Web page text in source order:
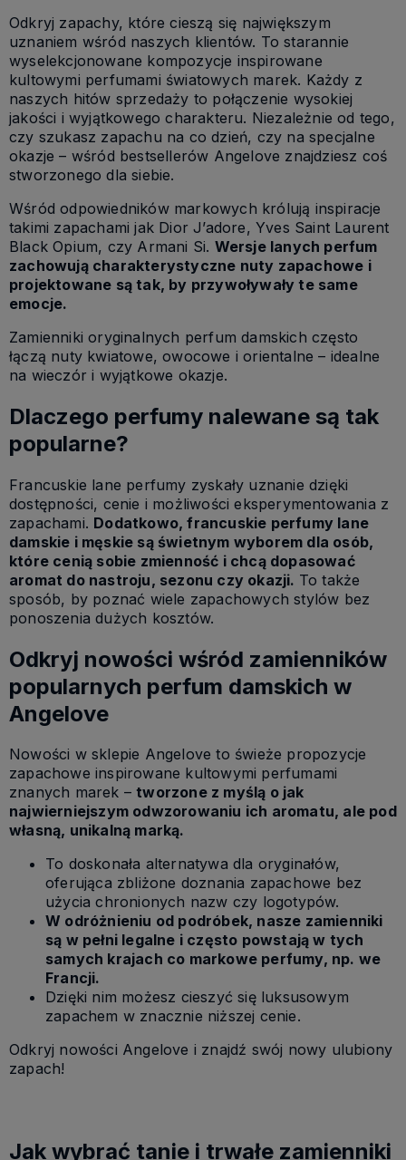
Odkryj zapachy, które cieszą się największym
uznaniem wśród naszych klientów. To starannie
wyselekcjonowane kompozycje inspirowane
kultowymi perfumami światowych marek. Każdy z
naszych hitów sprzedaży to połączenie wysokiej
jakości i wyjątkowego charakteru. Niezależnie od tego,
czy szukasz zapachu na co dzień, czy na specjalne
okazje – wśród bestsellerów Angelove znajdziesz coś
stworzonego dla siebie.
Wśród odpowiedników markowych królują inspiracje
takimi zapachami jak Dior J’adore, Yves Saint Laurent
Black Opium, czy Armani Si. Wersje lanych perfum
zachowują charakterystyczne nuty zapachowe i
projektowane są tak, by przywoływały te same
emocje.
Zamienniki oryginalnych perfum damskich często
łączą nuty kwiatowe, owocowe i orientalne – idealne
na wieczór i wyjątkowe okazje.
Dlaczego perfumy nalewane są tak
popularne?
Francuskie lane perfumy zyskały uznanie dzięki
dostępności, cenie i możliwości eksperymentowania z
zapachami. Dodatkowo, francuskie perfumy lane
damskie i męskie są świetnym wyborem dla osób,
które cenią sobie zmienność i chcą dopasować
aromat do nastroju, sezonu czy okazji. To także
sposób, by poznać wiele zapachowych stylów bez
ponoszenia dużych kosztów.
Odkryj nowości wśród zamienników
popularnych perfum damskich w
Angelove
Nowości w sklepie Angelove to świeże propozycje
zapachowe inspirowane kultowymi perfumami
znanych marek –tworzone z myślą o jak
najwierniejszym odwzorowaniu ich aromatu, ale pod
własną, unikalną marką.
To doskonała alternatywa dla oryginałów,
oferująca zbliżone doznania zapachowe bez
użycia chronionych nazw czy logotypów.
W odróżnieniu od podróbek, nasze zamienniki
są w pełni legalne i często powstają w tych
samych krajach co markowe perfumy, np. we
Francji.
Dzięki nim możesz cieszyć się luksusowym
zapachem w znacznie niższej cenie.
Odkryj nowości Angelove i znajdź swój nowy ulubiony
zapach!
Jak wybrać tanie i trwałe zamienniki